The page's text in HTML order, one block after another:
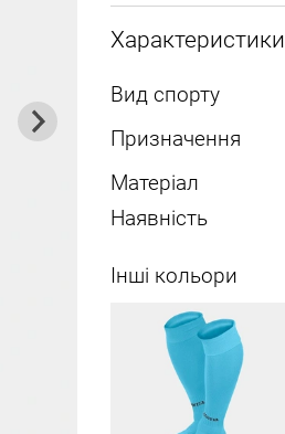
Характеристики
Вид спорту
Призначення
Матеріал
Наявність
Інші кольори